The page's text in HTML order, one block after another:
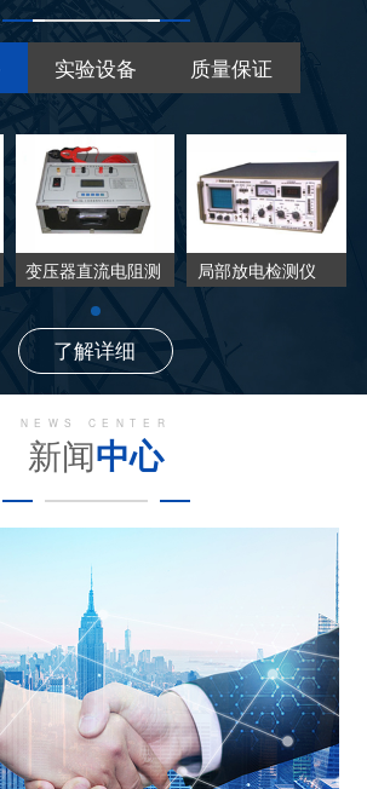
实验设备 质量保证
变压器直流电阻测
局部放电检测仪
了解详细
NEWS CENTER
新闻中心